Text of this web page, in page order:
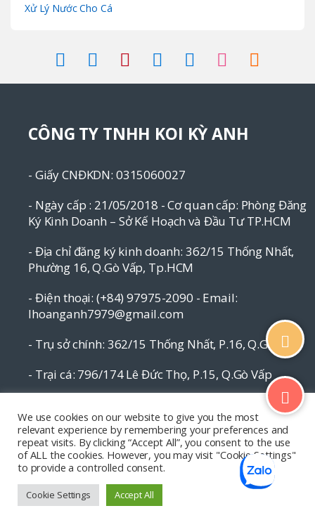
Xử Lý Nước Cho Cá
CÔNG TY TNHH KOI KỲ ANH
- Giấy CNĐKDN: 0315060027
- Ngày cấp : 21/05/2018 - Cơ quan cấp: Phòng Đăng
Ký Kinh Doanh – Sở Kế Hoạch và Đầu Tư TP.HCM
- Địa chỉ đăng ký kinh doanh: 362/15 Thống Nhất,
Phường 16, Q.Gò Vấp, Tp.HCM
- Điện thoại: (+84) 97975-2090 - Email:
lhoanganh7979@gmail.com
- Trụ sở chính: 362/15 Thống Nhất, P.16, Q.Gò Vấp
- Trại cá: 796/174 Lê Đức Thọ, P.15, Q.Gò Vấp
SĐT: (+84) 9797 52 090, (+84) 908 706 577
We use cookies on our website to give you the most
relevant experience by remembering your preferences and
repeat visits. By clicking “Accept All”, you consent to the use
of ALL the cookies. However, you may visit "Cookie Settings"
to provide a controlled consent.
Cookie Settings Accept All